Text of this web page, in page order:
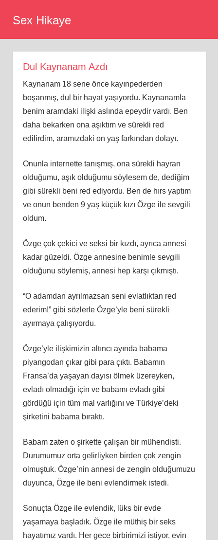
Sex Hikaye
Dul Kaynanam Azdı
Kaynanam 18 sene önce kayınpederden
boşanmış, dul bir hayat yaşıyordu. Kaynanamla
benim aramdaki ilişki aslında epeydir vardı. Ben
daha bekarken ona aşıktım ve sürekli red
edilirdim, aramızdaki on yaş farkından dolayı.
Onunla internette tanışmış, ona sürekli hayran
olduğumu, aşık olduğumu söylesem de, dediğim
gibi sürekli beni red ediyordu. Ben de hırs yaptım
ve onun benden 9 yaş küçük kızı Özge ile sevgili
oldum.
Özge çok çekici ve seksi bir kızdı, ayrıca annesi
kadar güzeldi. Özge annesine benimle sevgili
olduğunu söylemiş, annesi hep karşı çıkmıştı.
“O adamdan ayrılmazsan seni evlatlıktan red
ederim!” gibi sözlerle Özge’yle beni sürekli
ayırmaya çalışıyordu.
Özge’yle ilişkimizin altıncı ayında babama
piyangodan çıkar gibi para çıktı. Babamın
Fransa’da yaşayan dayısı ölmek üzereyken,
evladı olmadığı için ve babamı evladı gibi
gördüğü için tüm mal varlığını ve Türkiye’deki
şirketini babama bıraktı.
Babam zaten o şirkette çalışan bir mühendisti.
Durumumuz orta gelirliyken birden çok zengin
olmuştuk. Özge’nin annesi de zengin olduğumuzu
duyunca, Özge ile beni evlendirmek istedi.
Sonuçta Özge ile evlendik, lüks bir evde
yaşamaya başladık. Özge ile müthiş bir seks
hayatımız vardı. Her gece birbirimizi istiyor, evin